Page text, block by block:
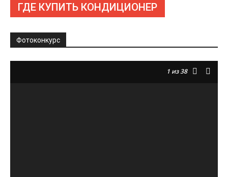
ГДЕ КУПИТЬ КОНДИЦИОНЕР
Фотоконкурс
1 из 38